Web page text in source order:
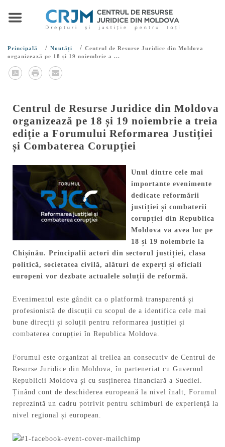
Principală / Noutăți / Centrul de Resurse Juridice din Moldova
organizează pe 18 și 19 noiembrie a ...
Centrul de Resurse Juridice din Moldova
organizează pe 18 și 19 noiembrie a treia
ediție a Forumului Reformarea Justiției
și Combaterea Corupției
Unul dintre cele mai
importante evenimente
dedicate reformării
justiției și combaterii
corupției din Republica
Moldova va avea loc pe
18 și 19 noiembrie la
Chișinău. Principalii actori din sectorul justiției, clasa
politică, societatea civilă, alături de experți și oficiali
europeni vor dezbate actualele soluții de reformă.
Evenimentul este gândit ca o platformă transparentă și
profesionistă de discuții cu scopul de a identifica cele mai
bune direcții și soluții pentru reformarea justiției și
combaterea corupției în Republica Moldova.
Forumul este organizat al treilea an consecutiv de Centrul de
Resurse Juridice din Moldova, în parteneriat cu Guvernul
Republicii Moldova și cu susținerea financiară a Suediei.
Ținând cont de deschiderea europeană la nivel înalt, Forumul
reprezintă un cadru potrivit pentru schimburi de experiență la
nivel regional și european.